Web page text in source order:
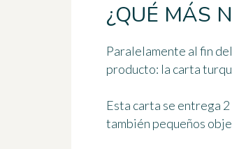
¿QUÉ MÁS
Paralelamente al fin
producto: la carta
Esta carta se entrega
también pequeños